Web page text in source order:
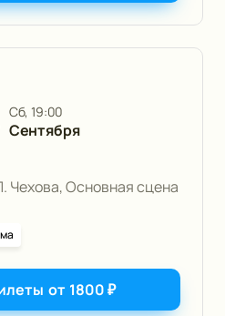
сб, 19:00
Сентября
Чехова, Основная сцена
от 1800₽